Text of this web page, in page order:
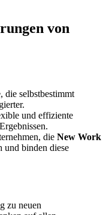
von
die selbst­be­stimmt
und effiziente
die New Work
und binden diese
zu neuen